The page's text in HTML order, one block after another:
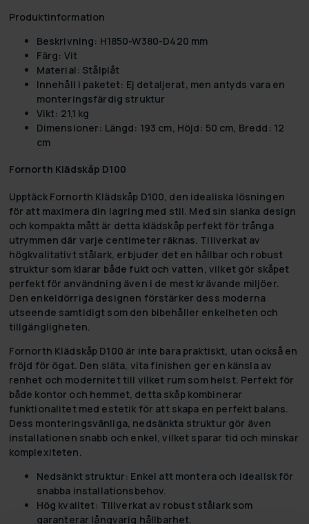
Produktinformation
Beskrivning: H1850-W380-D420 mm
Färg: Vit
Material: Stålplåt
Innehåll i paketet: Ej detaljerat, men antyds vara en
monteringsfärdig struktur
Vikt: 21,1 kg
Dimensioner: Längd: 193 cm, Höjd: 50 cm, Bredd: 12
cm
Fornorth Klädskåp D100
Upptäck Fornorth Klädskåp D100, den idealiska lösningen
för att maximera din lagring med stil. Med sin slanka design
och kompakta mått är detta klädskåp perfekt för trånga
utrymmen där varje centimeter räknas. Tillverkat av
högkvalitativt stålark, erbjuder det en hållbar och robust
struktur som klarar både fukt och vatten, vilket gör skåpet
perfekt för användning även i de mest krävande miljöer.
Den enkeldörriga designen förstärker dess moderna
utseende samtidigt som den bibehåller enkelheten och
tillgängligheten.
Fornorth Klädskåp D100 är inte bara praktiskt, utan också en
fröjd för ögat. Den släta, vita finishen ger en känsla av
renhet och modernitet till vilket rum som helst. Perfekt för
både kontor och hemmet, detta skåp kombinerar
funktionalitet med estetik för att skapa en perfekt balans.
Dess monteringsvänliga, nedsänkta struktur gör även
installationen snabb och enkel, vilket sparar tid och minskar
komplexiteten.
Nedsänkt struktur: Enkel att montera och idealisk för
snabba installationsbehov.
Hög kvalitet: Tillverkat av robust stålark som
garanterar långvarig hållbarhet.